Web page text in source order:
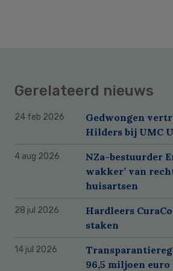
Gerelateerd nieuws
24 feb 2026
Gedwongen
Hilders bij UMC
4 aug 2026
NZa-bestuurder
wakker’ van
huisartsen
28 jul 2026
Hardleers
staken
14 jul 2026
96,5 miljoen